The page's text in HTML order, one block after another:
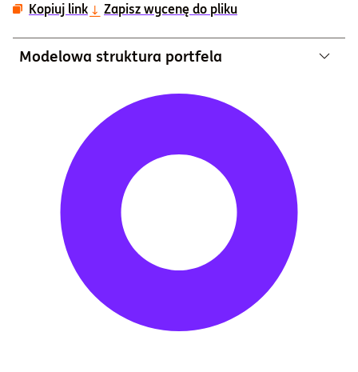
Kopiuj link Zapisz wycenę do pliku
Modelowa struktura portfela